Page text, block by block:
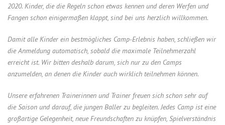
2020. Kinder, die die Regeln schon etwas kennen und deren Werfen und
Fangen schon einigermaßen klappt, sind bei uns herzlich willkommen.
Damit alle Kinder ein bestmögliches Camp-Erlebnis haben, schließen wir
die Anmeldung automatisch, sobald die maximale Teilnehmerzahl
erreicht ist. Wir bitten deshalb darum, sich nur zu den Camps
anzumelden, an denen die Kinder auch wirklich teilnehmen können.
Unsere erfahrenen Trainerinnen und Trainer freuen sich schon sehr auf
die Saison und darauf, die jungen Baller zu begleiten. Jedes Camp ist eine
großartige Gelegenheit, neue Freundschaften zu knüpfen, Spielverständnis